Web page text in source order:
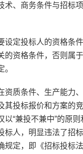
、商务条件与招标
定投标人的资格条
资格条件，否则属
质条件、生产能力
投标报价和方案的
“兼投不兼中”的原
人，明显违法了招
定，即《招标投标